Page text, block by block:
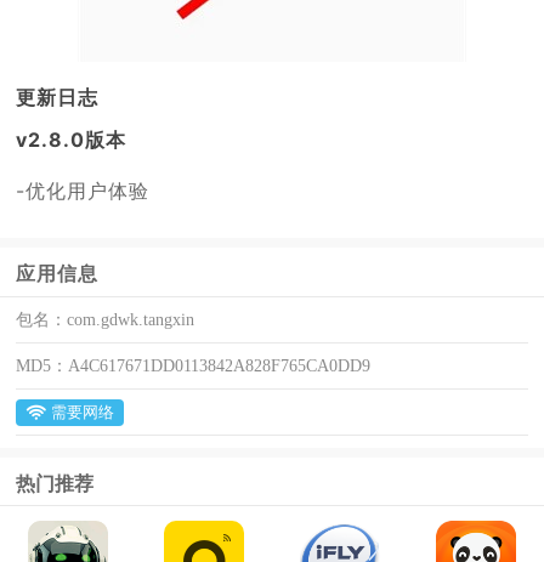
更新日志
v2.8.0版本
-优化用户体验
应用信息
包名：com.gdwk.tangxin
MD5： A4C617671DD0113842A828F765CA0DD9
需要网络
热门推荐